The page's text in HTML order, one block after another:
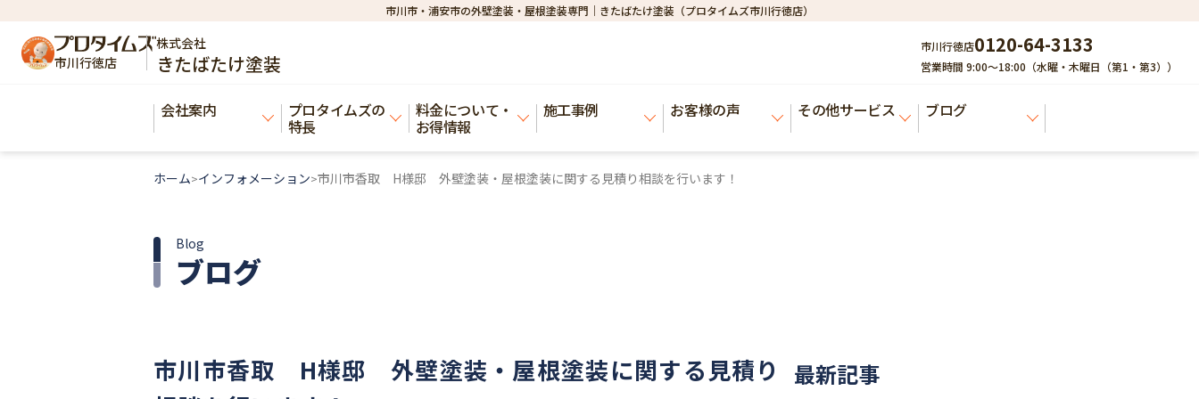
市川市・浦安市の外壁塗装・屋根塗装専門｜きたばたけ塗装（プロタイムズ市川行徳店）
市川行徳店
株式会社
きたばたけ塗装
市川行徳店0120-64-3133
営業時間 9:00～18:00（水曜・木曜日（第1・第3））
会社案内 プロタイムズの
特長
料金について・
お得情報
施工事例 お客様の声 その他サービス ブログ
ホーム>インフォメーション>市川市香取 H様邸 外壁塗装・屋根塗装に関する見積り相談を行います！
ブログ
Blog
市川市香取 H様邸 外壁塗装・屋根塗装に関する見積り
最新記事